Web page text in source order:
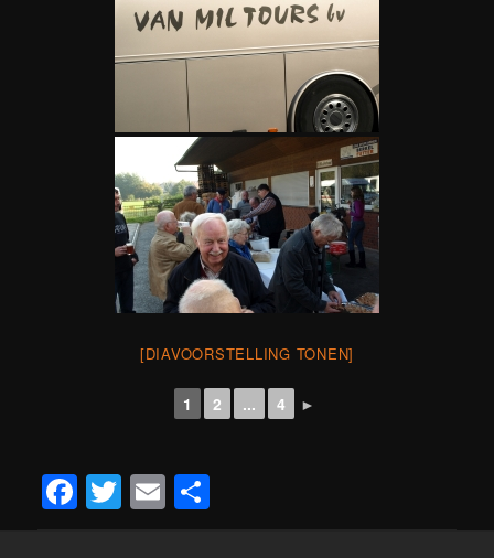
[DIAVOORSTELLING TONEN]
1 2 ... 4 ►
Facebook
Twitter
Email